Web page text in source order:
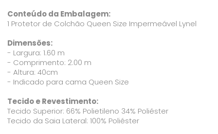
Conteúdo da Embalagem:
1 Protetor de Colchão Queen Size Impermeável Lynel
Dimensões:
- Largura: 1.60 m
- Comprimento: 2.00 m
- Altura: 40cm
- Indicado para cama Queen Size
Tecido e Revestimento:
Tecido Superior: 66% Polietileno 34% Poliéster
Tecido da Saia Lateral: 100% Poliéster